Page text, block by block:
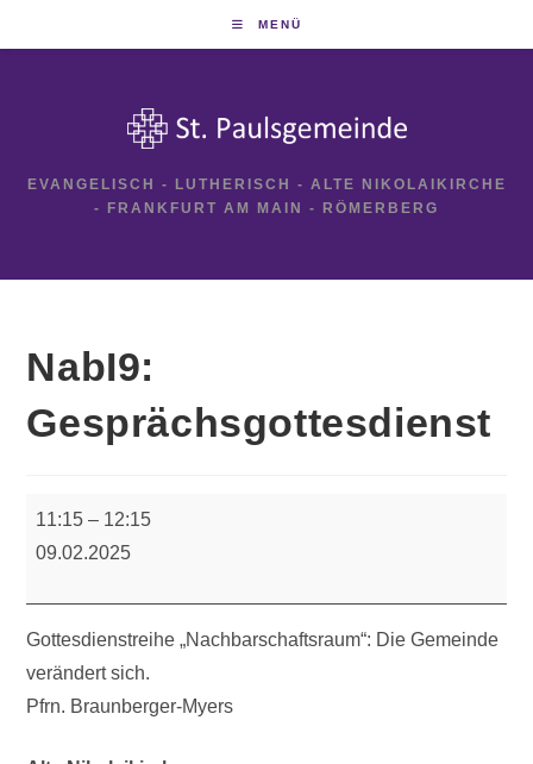
MENÜ
EVANGELISCH - LUTHERISCH - ALTE NIKOLAIKIRCHE
- FRANKFURT AM MAIN - RÖMERBERG
NabI9:
Gesprächsgottesdienst
11:15 – 12:15
09.02.2025
Gottesdienstreihe „Nachbarschaftsraum“: Die Gemeinde
verändert sich.
Pfrn. Braunberger-Myers